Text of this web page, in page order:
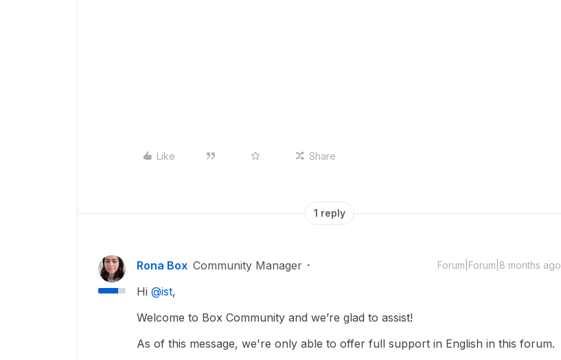
Like Share
1 reply
Rona Box Community Manager Forum|Forum|8 months ago
Hi ​ @ist,
Welcome to Box Community and we’re glad to assist!
As of this message, we're only able to offer full support in English in this forum.